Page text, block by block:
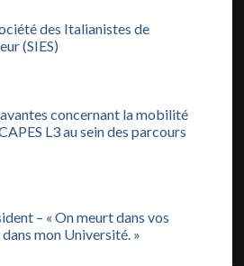
des Italianistes de
(SIES)
concernant la mobilité
L3 au sein des parcours
– « On meurt dans vos
mon Université. »